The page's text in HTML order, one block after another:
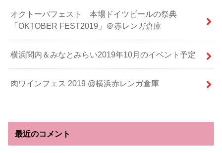
オクトーバフェスト 本場ドイツビールの祭典
「OKTOBER FEST2019」＠赤レンガ倉庫
横浜関内＆みなとみらい2019年10月のイベント予定
肉ワインフェス 2019 @横浜赤レンガ倉庫
最近のコメント